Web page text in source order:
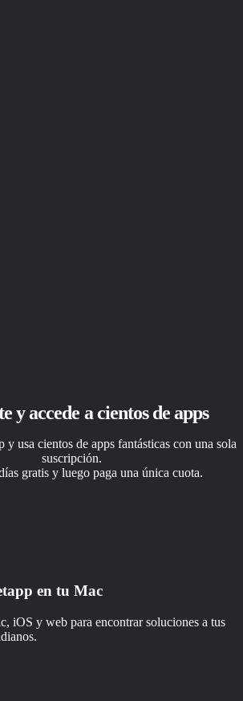
y accede a cientos de apps
y usa cientos de apps fantásticas con una sola
suscripción.
gratis y luego paga una única cuota.
en tu Mac
iOS y web para encontrar soluciones a tus